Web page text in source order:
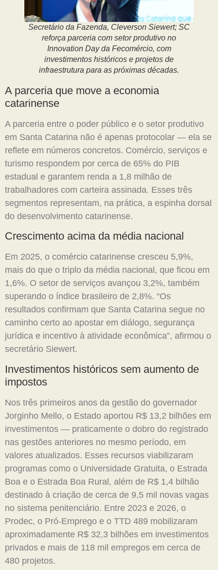
Secretário da Fazenda, Cleverson Siewert; SC
reforça parceria com setor produtivo no
Innovation Day da Fecomércio, com
investimentos históricos e projetos de
infraestrutura para as próximas décadas.
A parceria que move a economia
catarinense
A parceria entre o poder público e o setor produtivo
em Santa Catarina não é apenas protocolar — ela se
reflete em números concretos. Comércio, serviços e
turismo respondem por cerca de 65% do PIB
estadual e garantem renda a 1,8 milhão de
trabalhadores com carteira assinada. Esses três
segmentos representam, na prática, a espinha dorsal
do desenvolvimento catarinense.
Crescimento acima da média nacional
Em 2025, o comércio catarinense cresceu 5,9%,
mais do que o triplo da média nacional, que ficou em
1,6%. O setor de serviços avançou 3,2%, também
superando o índice brasileiro de 2,8%. “Os
resultados confirmam que Santa Catarina segue no
caminho certo ao apostar em diálogo, segurança
jurídica e incentivo à atividade econômica”, afirmou o
secretário Siewert.
Investimentos históricos sem aumento de
impostos
Nos três primeiros anos da gestão do governador
Jorginho Mello, o Estado aportou R$ 13,2 bilhões em
investimentos — praticamente o dobro do registrado
nas gestões anteriores no mesmo período, em
valores atualizados. Esses recursos viabilizaram
programas como o Universidade Gratuita, o Estrada
Boa e o Estrada Boa Rural, além de R$ 1,4 bilhão
destinado à criação de cerca de 9,5 mil novas vagas
no sistema penitenciário. Entre 2023 e 2026, o
Prodec, o Pró-Emprego e o TTD 489 mobilizaram
aproximadamente R$ 32,3 bilhões em investimentos
privados e mais de 118 mil empregos em cerca de
480 projetos.